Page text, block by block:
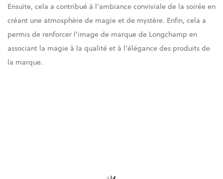
Ensuite, cela a contribué à l’ambiance conviviale de la soirée en
créant une atmosphère de magie et de mystère. Enfin, cela a
permis de renforcer l’image de marque de Longchamp en
associant la magie à la qualité et à l’élégance des produits de
la marque.